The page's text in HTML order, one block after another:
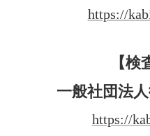
https://
【検
一般社団法
https://